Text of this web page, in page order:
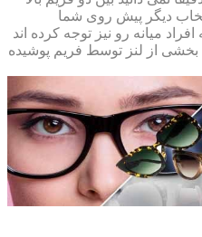
دیگر پیش روی شما
میانه رو نیز توجه کرده اند
بخشی از لنز توسط فریم پوشیده